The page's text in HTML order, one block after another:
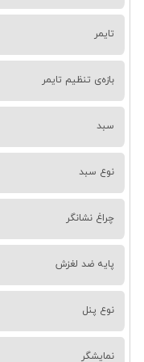
تایمر
بازه‌ی تنظیم تایمر
سبد
نوع سبد
چراغ نشانگر
پایه ضد لغزش
نوع پنل
نمایشگر